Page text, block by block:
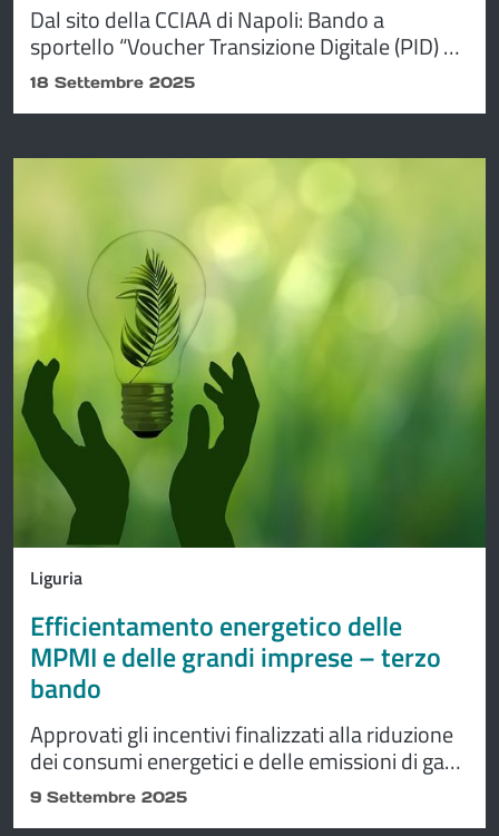
Dal sito della CCIAA di Napoli: Bando a
sportello “Voucher Transizione Digitale (PID) –
anno 2025” e Bando a sportello “Voucher
Transizione Energetica” – anno 2025
18 Settembre 2025
Liguria
Efficientamento energetico delle
MPMI e delle grandi imprese – terzo
bando
Approvati gli incentivi finalizzati alla riduzione
dei consumi energetici e delle emissioni di gas
climalteranti delle imprese e delle aree
produttive, con una dotazione di 14 milioni, per
9 Settembre 2025